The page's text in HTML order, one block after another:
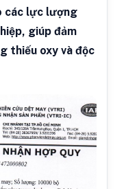
các lực lượng
giúp đảm
thiếu oxy và độc